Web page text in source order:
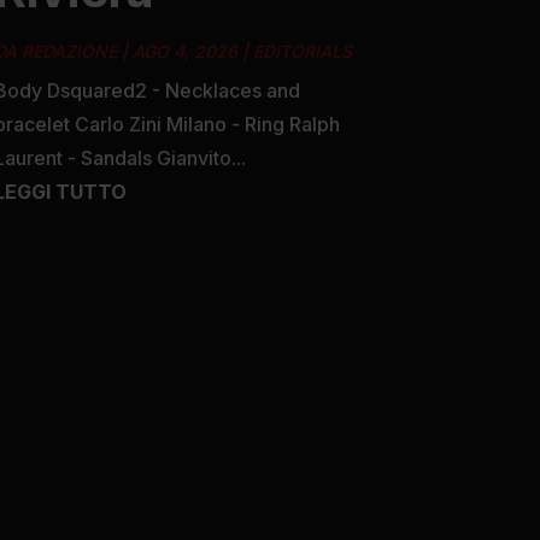
REDAZIONE| AGO 4, 2026| EDITORIALS
Dsquared2 - Necklaces and
Carlo Zini Milano - Ring Ralph
- Sandals Gianvito...
TUTTO